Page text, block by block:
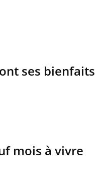
ses bienfaits
mois à vivre